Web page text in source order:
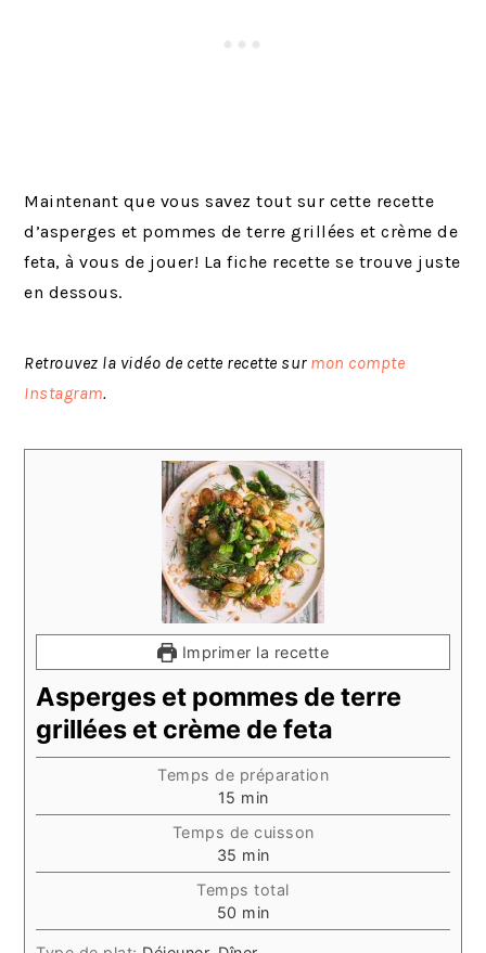
Maintenant que vous savez tout sur cette recette
d’asperges et pommes de terre grillées et crème de
feta, à vous de jouer! La fiche recette se trouve juste
en dessous.
Retrouvez la vidéo de cette recette sur mon compte
Instagram.
Imprimer la recette
Asperges et pommes de terre
grillées et crème de feta
Temps de préparation
15 minutes
min
Temps de cuisson
35 minutes
min
Temps total
50 minutes
min